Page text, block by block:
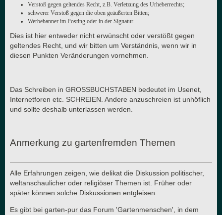
Verstoß gegen geltendes Recht, z.B. Verletzung des Urheberrechts;
schwerer Verstoß gegen die oben geäußerten Bitten;
Werbebanner im Posting oder in der Signatur.
Dies ist hier entweder nicht erwünscht oder verstößt gegen
geltendes Recht, und wir bitten um Verständnis, wenn wir in
diesen Punkten Veränderungen vornehmen.
Das Schreiben in GROSSBUCHSTABEN bedeutet im Usenet,
Internetforen etc. SCHREIEN. Andere anzuschreien ist unhöflich
und sollte deshalb unterlassen werden.
Anmerkung zu gartenfremden Themen
Alle Erfahrungen zeigen, wie delikat die Diskussion politischer,
weltanschaulicher oder religiöser Themen ist. Früher oder
später können solche Diskussionen entgleisen.
Es gibt bei garten-pur das Forum 'Gartenmenschen', in dem